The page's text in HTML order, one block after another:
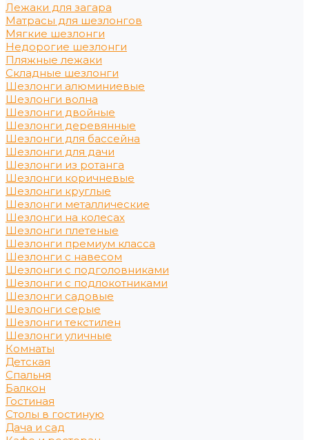
Лежаки для загара
Матрасы для шезлонгов
Мягкие шезлонги
Недорогие шезлонги
Пляжные лежаки
Складные шезлонги
Шезлонги алюминиевые
Шезлонги волна
Шезлонги двойные
Шезлонги деревянные
Шезлонги для бассейна
Шезлонги для дачи
Шезлонги из ротанга
Шезлонги коричневые
Шезлонги круглые
Шезлонги металлические
Шезлонги на колесах
Шезлонги плетеные
Шезлонги премиум класса
Шезлонги с навесом
Шезлонги с подголовниками
Шезлонги с подлокотниками
Шезлонги садовые
Шезлонги серые
Шезлонги текстилен
Шезлонги уличные
Комнаты
Детская
Спальня
Балкон
Гостиная
Столы в гостиную
Дача и сад